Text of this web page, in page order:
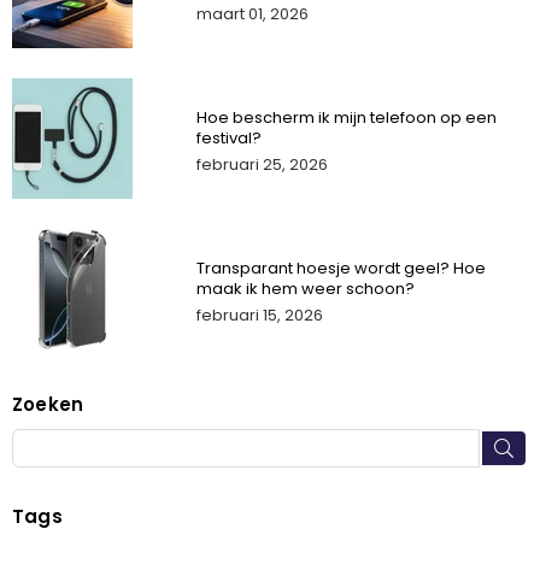
maart 01, 2026
Hoe bescherm ik mijn telefoon op een
festival?
februari 25, 2026
Transparant hoesje wordt geel? Hoe
maak ik hem weer schoon?
februari 15, 2026
Zoeken
Tags